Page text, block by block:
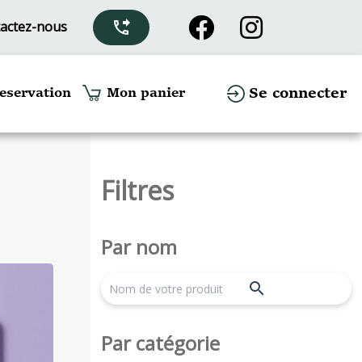
nous phone_forwarded
Mon panier Se connecter
Filtres
Par nom
search
Par catégorie